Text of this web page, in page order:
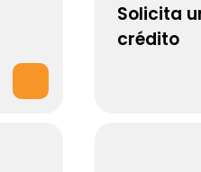
link
Solicita
crédito